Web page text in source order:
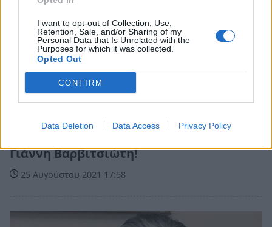
I want to opt-out of Collection, Use,
Retention, Sale, and/or Sharing of my
Personal Data that Is Unrelated with the
Purposes for which it was collected.
Opted Out
CONFIRM
Data Deletion Data Access Privacy Policy
Γιάννη Βαρβιτσιώτη!
25 Αυγούστου 2021 17:58